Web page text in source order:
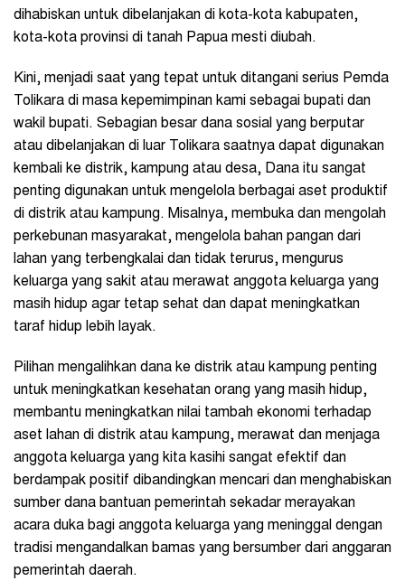
dihabiskan untuk dibelanjakan di kota-kota kabupaten,
kota-kota provinsi di tanah Papua mesti diubah.
Kini, menjadi saat yang tepat untuk ditangani serius Pemda
Tolikara di masa kepemimpinan kami sebagai bupati dan
wakil bupati. Sebagian besar dana sosial yang berputar
atau dibelanjakan di luar Tolikara saatnya dapat digunakan
kembali ke distrik, kampung atau desa, Dana itu sangat
penting digunakan untuk mengelola berbagai aset produktif
di distrik atau kampung. Misalnya, membuka dan mengolah
perkebunan masyarakat, mengelola bahan pangan dari
lahan yang terbengkalai dan tidak terurus, mengurus
keluarga yang sakit atau merawat anggota keluarga yang
masih hidup agar tetap sehat dan dapat meningkatkan
taraf hidup lebih layak.
Pilihan mengalihkan dana ke distrik atau kampung penting
untuk meningkatkan kesehatan orang yang masih hidup,
membantu meningkatkan nilai tambah ekonomi terhadap
aset lahan di distrik atau kampung, merawat dan menjaga
anggota keluarga yang kita kasihi sangat efektif dan
berdampak positif dibandingkan mencari dan menghabiskan
sumber dana bantuan pemerintah sekadar merayakan
acara duka bagi anggota keluarga yang meninggal dengan
tradisi mengandalkan bamas yang bersumber dari anggaran
pemerintah daerah.